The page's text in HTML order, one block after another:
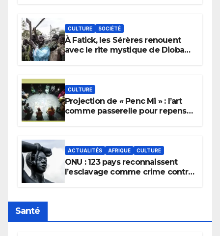
CULTURE SOCIÉTÉ
À Fatick, les Sérères renouent
avec le rite mystique de Diobaye
CULTURE
Projection de « Penc Mi » : l’art
comme passerelle pour repenser
ACTUALITÉS AFRIQUE CULTURE
ONU : 123 pays reconnaissent
l’esclavage comme crime contre
Santé